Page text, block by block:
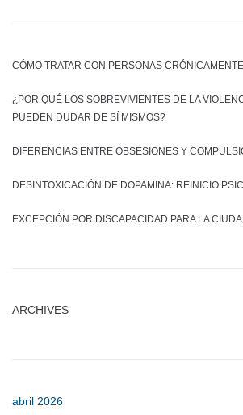
CÓMO TRATAR CON PERSONAS
¿POR QUÉ LOS SOBREVIVIENTES DE LA
PUEDEN DUDAR DE SÍ MISMOS?
DIFERENCIAS ENTRE OBSESIONES Y
DESINTOXICACIÓN DE DOPAMINA: REINICIO
EXCEPCIÓN POR DISCAPACIDAD PARA LA
ARCHIVES
abril 2026